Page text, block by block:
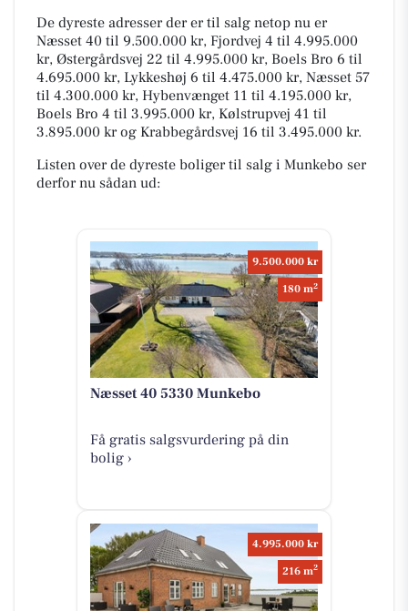
De dyreste adresser der er til salg netop nu er
Næsset 40 til 9.500.000 kr, Fjordvej 4 til 4.995.000
kr, Østergårdsvej 22 til 4.995.000 kr, Boels Bro 6 til
4.695.000 kr, Lykkeshøj 6 til 4.475.000 kr, Næsset 57
til 4.300.000 kr, Hybenvænget 11 til 4.195.000 kr,
Boels Bro 4 til 3.995.000 kr, Kølstrupvej 41 til
3.895.000 kr og Krabbegårdsvej 16 til 3.495.000 kr.
Listen over de dyreste boliger til salg i Munkebo ser
derfor nu sådan ud:
9.500.000 kr
180 m2
Næsset 40 5330 Munkebo
Få gratis salgsvurdering på din
bolig ›
4.995.000 kr
216 m2